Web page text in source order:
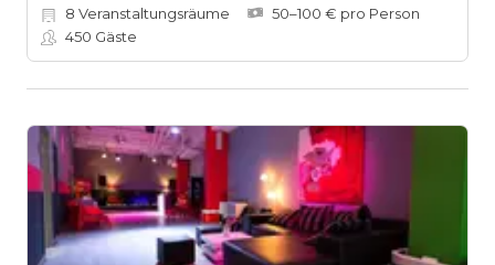
8 Veranstaltungsräume
50–100 € pro Person
450 Gäste